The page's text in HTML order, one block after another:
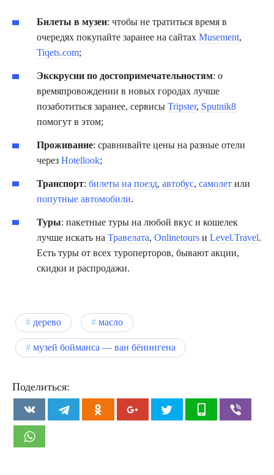
Билеты в музеи: чтобы не тратиться время в
очередях покупайте заранее на сайтах Musement,
Tiqets.com;
Экскрусии по достопримечательностям: о
времяпровождении в новых городах лучше
позаботиться заранее, сервисы Tripster, Sputnik8
помогут в этом;
Проживание: сравнивайте цены на разные отели
через Hotellook;
Транспорт: билеты на поезд, автобус, самолет или
попутные автомобили.
Туры: пакетные туры на любой вкус и кошелек
лучше искать на Травелата, Onlinetours и Level.Travel.
Есть туры от всех туроперторов, бывают акции,
скидки и распродажи.
дерево масло
музей бойманса — ван бёнингена
Поделиться: